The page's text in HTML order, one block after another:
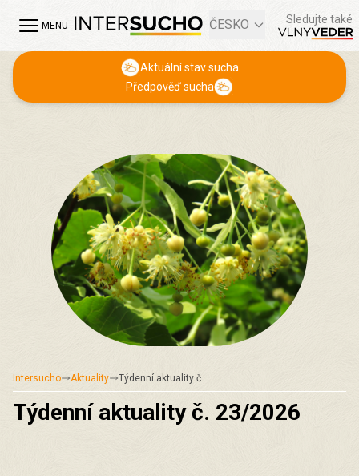
MENU ČESKO Sledujte také
Aktuální stav sucha
Předpověď sucha
Intersucho Aktuality Týdenní aktuality č…
Týdenní aktuality č. 23/2026